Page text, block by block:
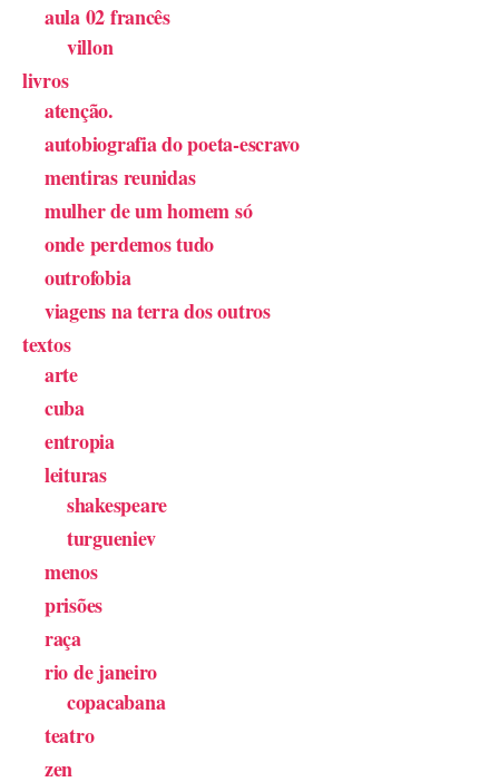
aula 02 francês
villon
livros
atenção.
autobiografia do poeta-escravo
mentiras reunidas
mulher de um homem só
onde perdemos tudo
outrofobia
viagens na terra dos outros
textos
arte
cuba
entropia
leituras
shakespeare
turgueniev
menos
prisões
raça
rio de janeiro
copacabana
teatro
zen